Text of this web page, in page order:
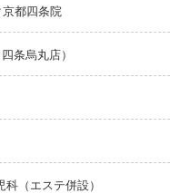
京都四条院
条烏丸店）
（エステ併設）